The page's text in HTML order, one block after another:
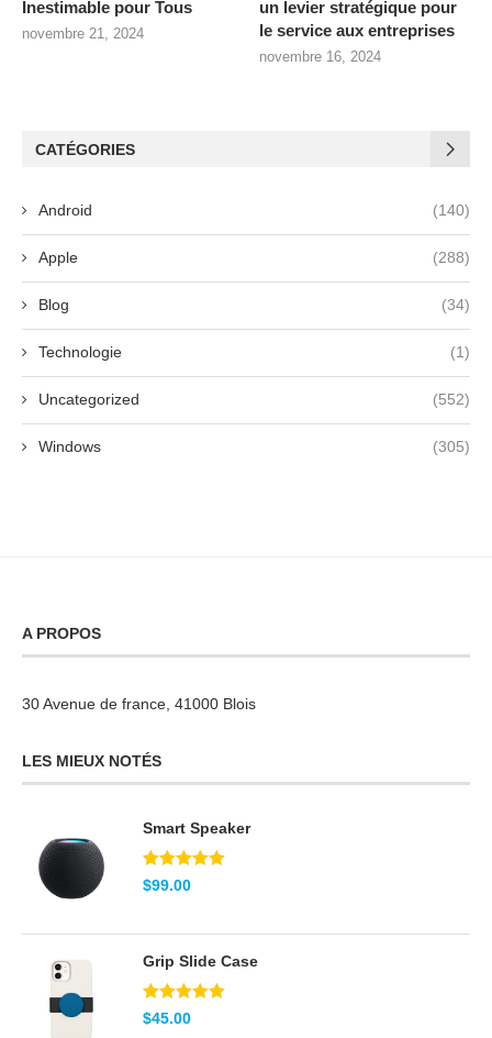
Inestimable pour Tous
novembre 21, 2024
un levier stratégique pour
le service aux entreprises
novembre 16, 2024
CATÉGORIES
Android (140)
Apple (288)
Blog (34)
Technologie (1)
Uncategorized (552)
Windows (305)
A PROPOS
30 Avenue de france, 41000 Blois
LES MIEUX NOTÉS
Smart Speaker
Note5.00
sur 5
$99.00
Grip Slide Case
Note5.00
sur 5
$45.00